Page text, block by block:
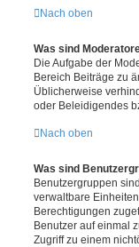
Nach oben
Was sind
Die Aufgabe der
Bereich Beiträge zu
Üblicherweise
oder Beleidigendes
Nach oben
Was sind
Benutzergruppen
verwaltbare
Berechtigungen
Benutzer auf einmal
Zugriff zu einem